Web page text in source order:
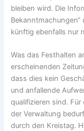
bleiben wird. Die
Bekanntmachungen“
künftig ebenfalls nur
Was das Festhalten
erscheinenden
dass dies kein
und anfallende
qualifizieren sind.
der Verwaltung
durch den Kreistag.